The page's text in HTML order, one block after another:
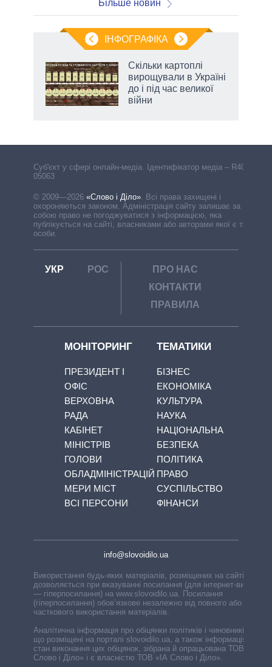
Більше новин
ІНФОГРАФІКА
Скільки картоплі
вирощували в Україні
до і під час великої
війни
Cуб'єкт у сфері онлайн-медіа. Ідентифікатор медіа – R40-
05063
© 2009—2026 «Слово і Діло» Всі права захищені і
охороняються законом. Адміністрація сайту залишає за
собою право не погоджуватися з інформацією, яка
публікується на сайті, власниками або авторами якої є треті
особи.
УКР РОС
ПРО НАС
КОНТАКТИ
ПРАВИЛА
МОНІТОРИНГ
ПРЕЗИДЕНТ І
ОФІС
ВЕРХОВНА
РАДА
КАБІНЕТ
МІНІСТРІВ
ГОЛОВИ
ОБЛАДМІНІСТРАЦІЙ
МЕРИ МІСТ
ВСІ ПЕРСОНИ
ТЕМАТИКИ
БІЗНЕС
ЕКОНОМІКА
КУЛЬТУРА
НАУКА
НАЦІОНАЛЬНА
БЕЗПЕКА
ПОЛІТИКА
ПРАВО
СУСПІЛЬСТВО
ФІНАНСИ
info@slovoidilo.ua
Використання будь-яких матеріалів, розміщених на сайті,
дозволяється при вказуванні посилання (для інтернет-видань
— гіперпосилання) на www.slovoidilo.ua. Посилання
(гіперпосилання) обов’язкове незалежно від повного або
часткового використання матеріалів.
Аналітична інформація про обіцянки політиків і чиновників,
що розміщені на порталі slovoidilo.ua, а також інформація про
стан виконання цих обіцянок, зібрана й опрацьована ТОВ «ІА
Слово і Діло» і є власністю ТОВ «ІА Слово і Діло».